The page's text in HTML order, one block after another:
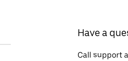
Have a
Call support